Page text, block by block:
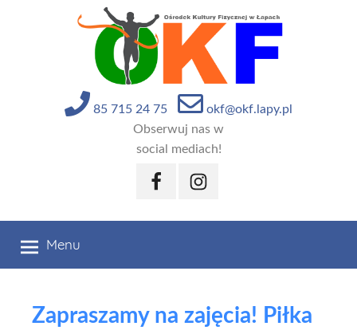
85 715 24 75
okf@okf.lapy.pl
Obserwuj nas w
social mediach!
FacebookInstagram
Menu
Zapraszamy na zajęcia! Piłka